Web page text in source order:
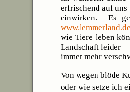
erfrischend auf uns
einwirken. Es
www.lemmerland.de
wie Tiere leben
Landschaft leider
immer mehr
Von wegen blöde
oder wie setze ich